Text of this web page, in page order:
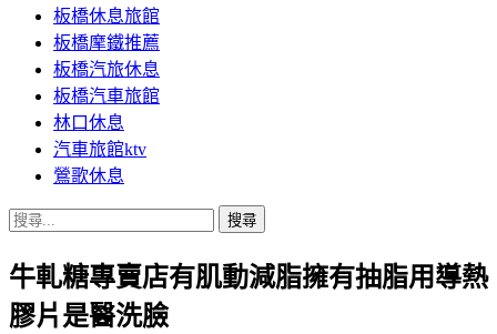
板橋休息旅館
板橋摩鐵推薦
板橋汽旅休息
板橋汽車旅館
林口休息
汽車旅館ktv
鶯歌休息
搜
關
鍵
字:
牛軋糖專賣店有肌動減脂擁有抽脂用導熱
膠片是醫洗臉